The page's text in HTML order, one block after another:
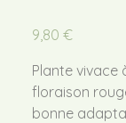
9,80 €
Plante vivace
floraison
bonne